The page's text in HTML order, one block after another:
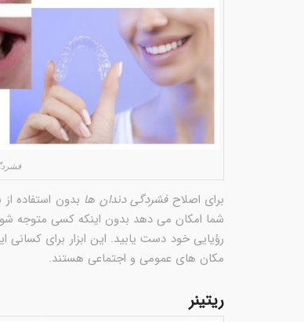
برای اصلاحفشردگی دندان ها بدون استفاده
شما امکان می دهد بدون اینکه کسی متوجه
رؤیایی خود دست یابید. این ابزار برای
مکان های عمومی و اجتماعی هستند.
ریتینر